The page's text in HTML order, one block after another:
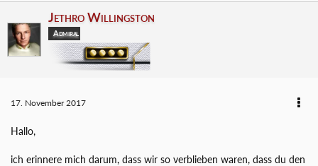
Jethro Willingston
Admiral
17. November 2017
Hallo,
ich erinnere mich darum, dass wir so verblieben waren, dass du den